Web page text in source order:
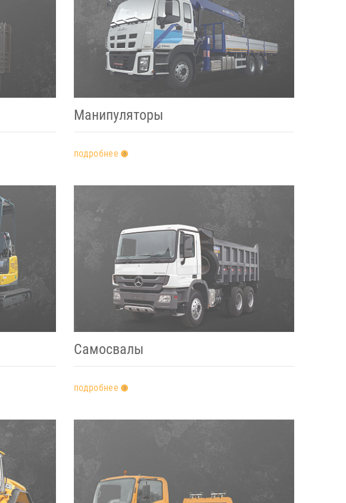
Манипуляторы
подробнее
Самосвалы
подробнее